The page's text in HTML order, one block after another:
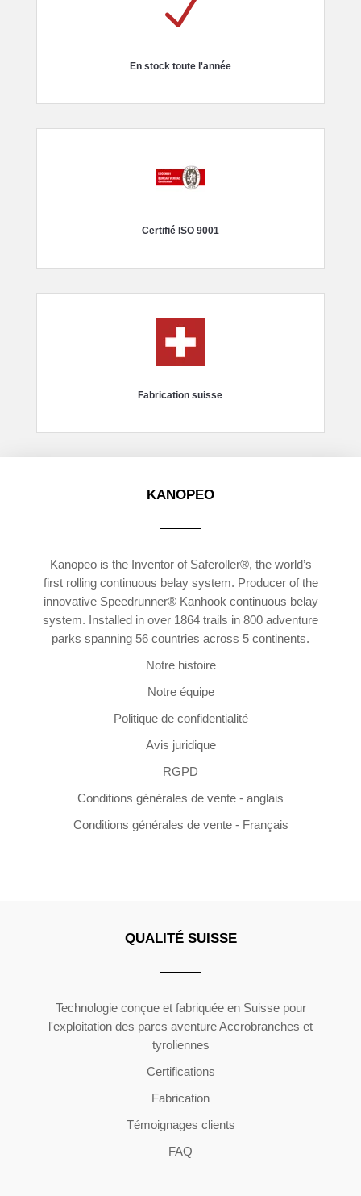
N
En stock toute l'année
Certifié ISO 9001
Fabrication suisse
KANOPEO
Kanopeo is the Inventor of Saferoller®, the world’s
first rolling continuous belay system. Producer of the
innovative Speedrunner® Kanhook continuous belay
system. Installed in over 1864 trails in 800 adventure
parks spanning 56 countries across 5 continents.
Notre histoire
Notre équipe
Politique de confidentialité
Avis juridique
RGPD
Conditions générales de vente - anglais
Conditions générales de vente - Français
QUALITÉ SUISSE
Technologie conçue et fabriquée en Suisse pour
l'exploitation des parcs aventure Accrobranches et
tyroliennes
Certifications
Fabrication
Témoignages clients
FAQ